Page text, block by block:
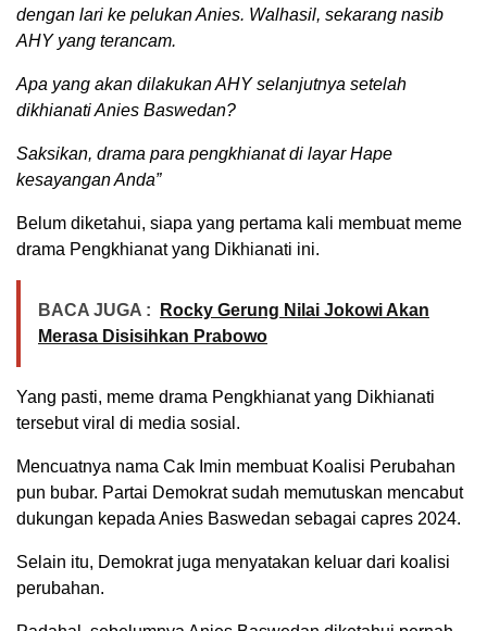
dengan lari ke pelukan Anies. Walhasil, sekarang nasib
AHY yang terancam.
Apa yang akan dilakukan AHY selanjutnya setelah
dikhianati Anies Baswedan?
Saksikan, drama para pengkhianat di layar Hape
kesayangan Anda”
Belum diketahui, siapa yang pertama kali membuat meme
drama Pengkhianat yang Dikhianati ini.
BACA JUGA :
Rocky Gerung Nilai Jokowi Akan
Merasa Disisihkan Prabowo
Yang pasti, meme drama Pengkhianat yang Dikhianati
tersebut viral di media sosial.
Mencuatnya nama Cak Imin membuat Koalisi Perubahan
pun bubar. Partai Demokrat sudah memutuskan mencabut
dukungan kepada Anies Baswedan sebagai capres 2024.
Selain itu, Demokrat juga menyatakan keluar dari koalisi
perubahan.